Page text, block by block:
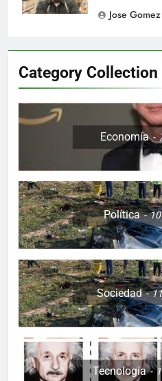
Jose Gomez
Category Collection
Economía
Política
Sociedad
Tecnología